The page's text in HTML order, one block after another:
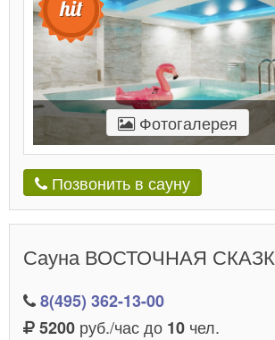
Фотогалерея
Позвонить в сауну
Сауна ВОСТОЧНАЯ
8(495) 362-13-00
5200 руб./час до 10 чел.